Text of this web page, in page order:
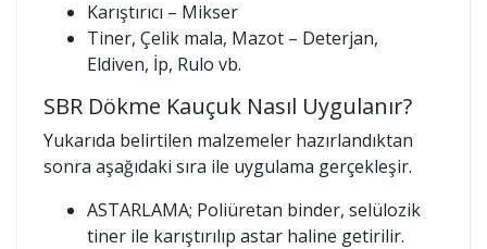
Karıştırıcı – Mikser
Tiner, Çelik mala, Mazot – Deterjan,
Eldiven, İp, Rulo vb.
SBR Dökme Kauçuk Nasıl Uygulanır?
Yukarıda belirtilen malzemeler hazırlandıktan
sonra aşağıdaki sıra ile uygulama gerçekleşir.
ASTARLAMA; Poliüretan binder, selülozik
tiner ile karıştırılıp astar haline getirilir.